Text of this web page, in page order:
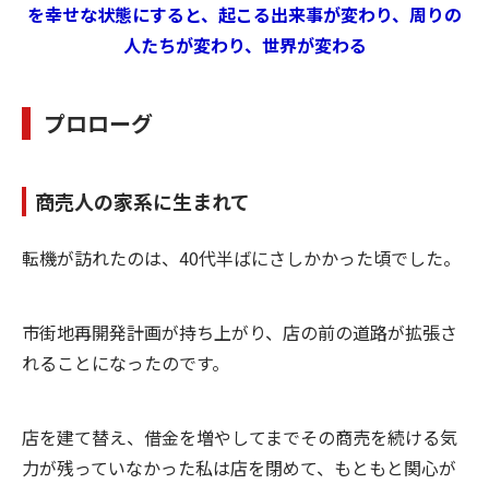
を幸せな状態にすると、起こる出来事が変わり、周りの
人たちが変わり、世界が変わる
プロローグ
商売人の家系に生まれて
転機が訪れたのは、40代半ばにさしかかった頃でした。
市街地再開発計画が持ち上がり、店の前の道路が拡張さ
れることになったのです。
店を建て替え、借金を増やしてまでその商売を続ける気
力が残っていなかった私は店を閉めて、もともと関心が